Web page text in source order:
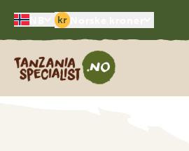
kr
Tanzania Specialist